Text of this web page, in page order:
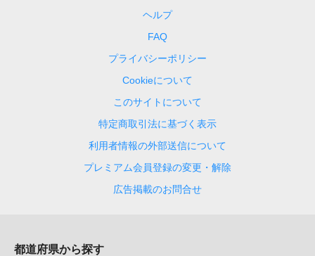
ヘルプ
FAQ
プライバシーポリシー
Cookieについて
このサイトについて
特定商取引法に基づく表示
利用者情報の外部送信について
プレミアム会員登録の変更・解除
広告掲載のお問合せ
都道府県から探す